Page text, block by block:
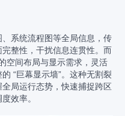
系统流程图等全局信息，传
整性，干扰信息连贯性。而
空间布局与显示需求，灵活
“巨幕显示墙”。这种无割裂
局运行态势，快速捕捉跨区
效率。​